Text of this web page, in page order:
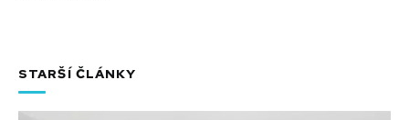
STARŠÍ ČLÁNKY